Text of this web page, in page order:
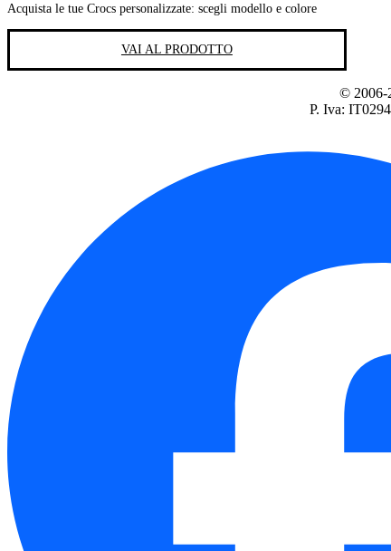
Acquista le tue Crocs personalizzate: scegli modello e colore
VAI AL PRODOTTO
© 2006-
P. Iva: